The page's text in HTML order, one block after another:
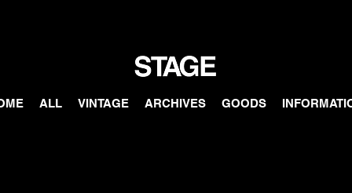
ALL VINTAGE ARCHIVES GOODS